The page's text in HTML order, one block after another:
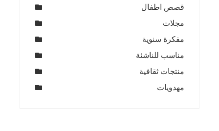
قصص اطفال
مجلات
مفكرة سنوية
مناسب للناشئة
منتجات ثقافية
مهدويات